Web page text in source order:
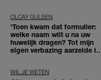
OLCAY GULSEN
'Toen kwam dat formulier:
welke naam wilt u na uw
huwelijk dragen? Tot mijn
eigen verbazing aarzelde ik
WIL JE WETEN